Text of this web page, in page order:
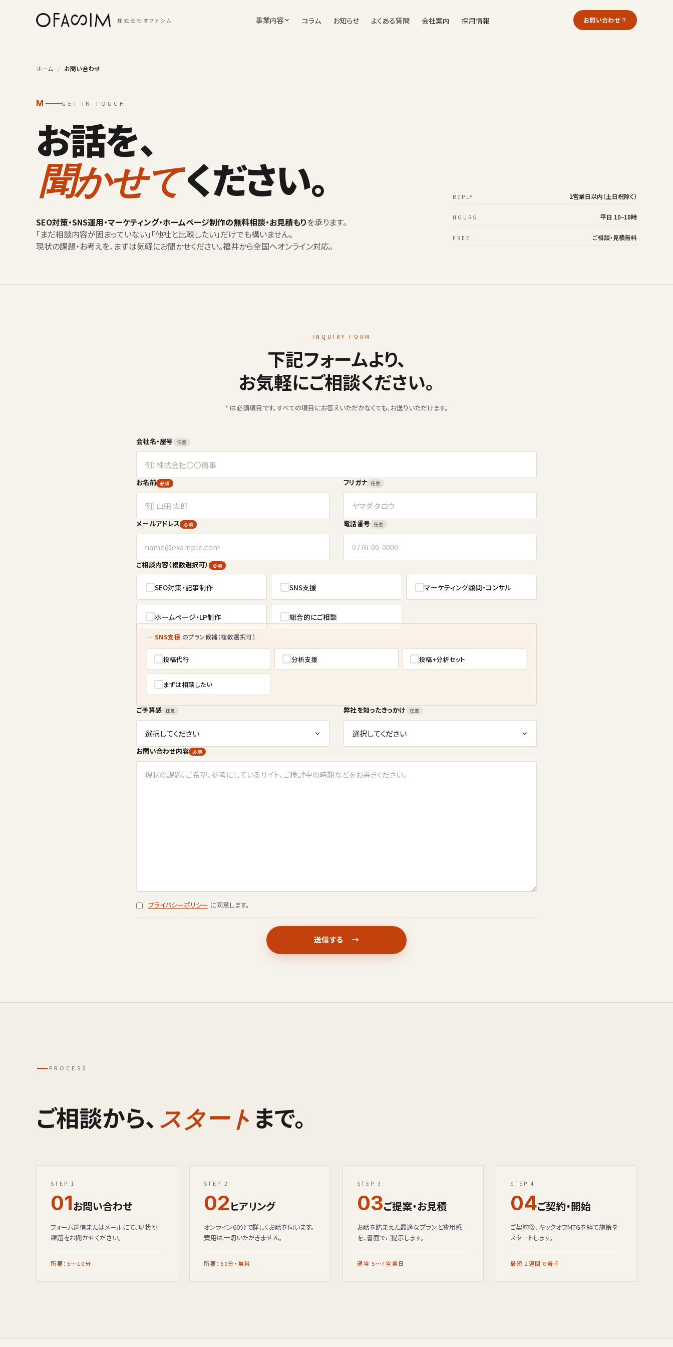
株式会社オファシム 事業内容 コラム お知らせ よくある質問 会社案内 採用情報 お問い合わせ
ホーム / お問い合わせ
M GET IN TOUCH
お話を、
聞かせてください。
SEO対策・SNS運用・マーケティング・ホームページ制作の無料相談・お見積もりを承ります。
「まだ相談内容が固まっていない」「他社と比較したい」だけでも構いません。
現状の課題・お考えを、まずは気軽にお聞かせください。福井から全国へオンライン対応。
REPLY 2営業日以内（土日祝除く）
HOURS 平日 10–18時
FREE ご相談・見積無料
— INQUIRY FORM
下記フォームより、
お気軽にご相談ください。
* は必須項目です。すべての項目にお答えいただかなくても、お送りいただけます。
会社名・屋号 任意
お名前 必須 フリガナ 任意
メールアドレス 必須 電話番号 任意
ご相談内容（複数選択可） 必須
SEO対策・記事制作 SNS支援 マーケティング顧問・コンサル
ホームページ・LP制作 総合的にご相談
— SNS支援 のプラン候補（複数選択可）
投稿代行 分析支援 投稿+分析セット
まずは相談したい
ご予算感 任意 弊社を知ったきっかけ 任意
お問い合わせ内容 必須
プライバシーポリシー に同意します。
─ PROCESS
ご相談から、 スタート まで。
STEP 1
01お問い合わせ
フォーム送信またはメールにて、現状や
課題をお聞かせください。
所要：5〜10分
STEP 2
02 ヒアリング
オンライン60分で詳しくお話を伺います。
費用は一切いただきません。
所要：60分・無料
STEP 3
03ご提案・お見積
お話を踏まえた最適なプランと費用感
を、書面でご提示します。
通常 5〜7営業日
STEP 4
04ご契約・開始
ご契約後、キックオフMTGを経て施策を
スタートします。
最短 2週間で着手